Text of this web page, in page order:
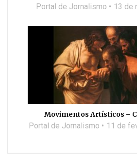
Portal de Jornalismo 13 de
Movimentos Artísticos –
Portal de Jornalismo 11 de